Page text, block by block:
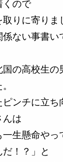
くので
りに寄りま
係ない事書い
国の高校生の
ンチに立ち
んは
一生懸命や
！？」と